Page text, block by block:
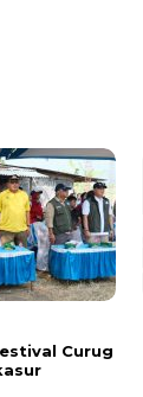
Curug